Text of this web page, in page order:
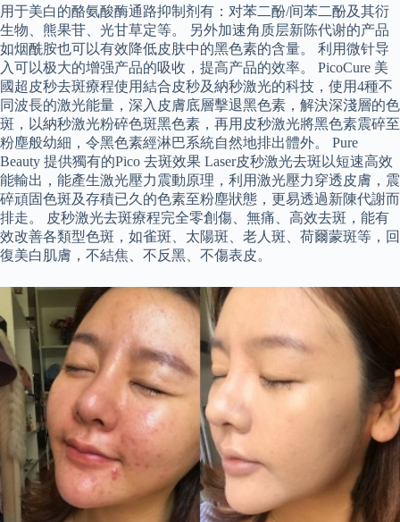
用于美白的酪氨酸酶通路抑制剂有：对苯二酚/间苯二酚及其衍
生物、熊果苷、光甘草定等。 另外加速角质层新陈代谢的产品
如烟酰胺也可以有效降低皮肤中的黑色素的含量。 利用微针导
入可以极大的增强产品的吸收，提高产品的效率。 PicoCure 美
國超皮秒去斑療程使用結合皮秒及納秒激光的科技，使用4種不
同波長的激光能量，深入皮膚底層擊退黑色素，解決深淺層的色
斑，以納秒激光粉碎色斑黑色素，再用皮秒激光將黑色素震碎至
粉塵般幼細，令黑色素經淋巴系統自然地排出體外。 Pure
Beauty 提供獨有的Pico 去斑效果 Laser皮秒激光去斑以短速高效
能輸出，能產生激光壓力震動原理，利用激光壓力穿透皮膚，震
碎頑固色斑及存積已久的色素至粉塵狀態，更易透過新陳代謝而
排走。 皮秒激光去斑療程完全零創傷、無痛、高效去斑，能有
效改善各類型色斑，如雀斑、太陽斑、老人斑、荷爾蒙斑等，回
復美白肌膚，不結焦、不反黑、不傷表皮。